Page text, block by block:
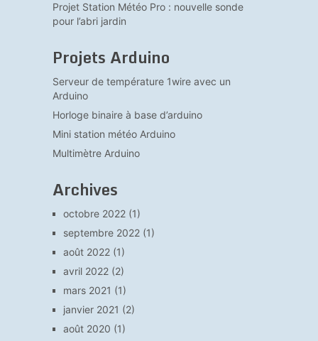
Projet Station Météo Pro : nouvelle sonde
pour l’abri jardin
Projets Arduino
Serveur de température 1wire avec un
Arduino
Horloge binaire à base d’arduino
Mini station météo Arduino
Multimètre Arduino
Archives
octobre 2022(1)
septembre 2022(1)
août 2022(1)
avril 2022(2)
mars 2021 (1)
janvier 2021 (2)
août 2020 (1)